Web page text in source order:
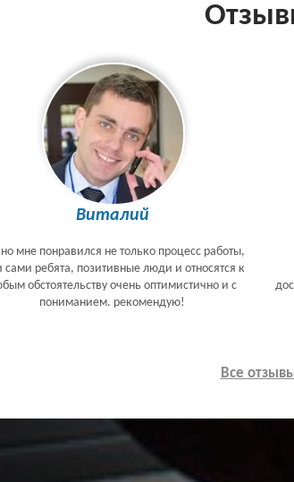
Виталий
мне понравился не только процесс работы,
сами ребята, позитивные люди и относятся к
обстоятельству очень оптимистично и с
пониманием. рекомендую!
Все